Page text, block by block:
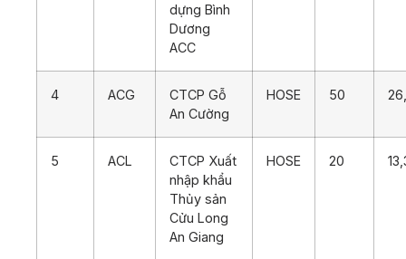
dựng Bình
Dương
ACC
4 ACG
CTCP Gỗ
An Cường
HOSE 50
5 ACL
CTCP Xuất
nhập khẩu
Thủy sản
Cửu Long
An Giang
HOSE 20